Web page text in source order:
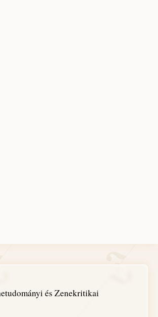
és Zenekritikai